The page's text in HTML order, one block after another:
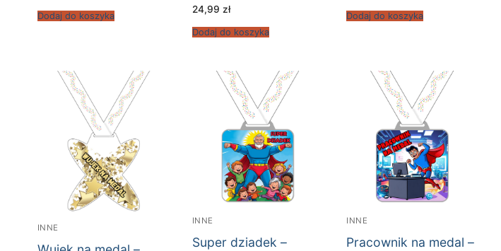
Dodaj do koszyka
24,99 zł
Dodaj do koszyka
Dodaj do koszyka
INNE
INNE
Super dziadek –
INNE
Pracownik na medal –